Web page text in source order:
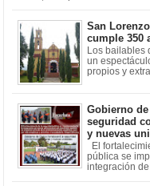
San
cumple 350
Los bailables
un
propios y
Gobierno
seguridad
y nuevas
El
pública se
integración de